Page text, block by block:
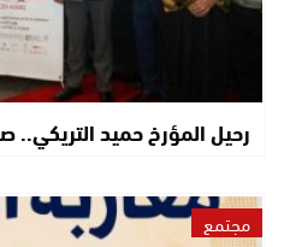
رحيل المؤرخ حميد التريكي..
مجتمع